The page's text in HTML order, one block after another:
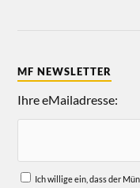
MF NEWSLETTER
Ihre eMailadresse:
Ich willige ein, dass der